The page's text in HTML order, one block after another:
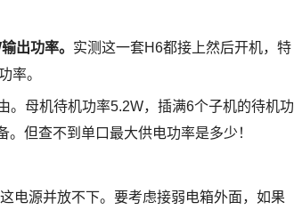
出功率。 实测这一套H6都接上然后开机，特
率。
。母机待机功率5.2W，插满6个子机的待机功
但查不到单口最大供电功率是多少！
电源并放不下。要考虑接弱电箱外面，如果